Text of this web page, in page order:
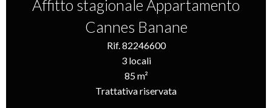
Affitto stagionale Appartamento
Cannes Banane
Rif. 82246600
3 locali
85 m²
Trattativa riservata